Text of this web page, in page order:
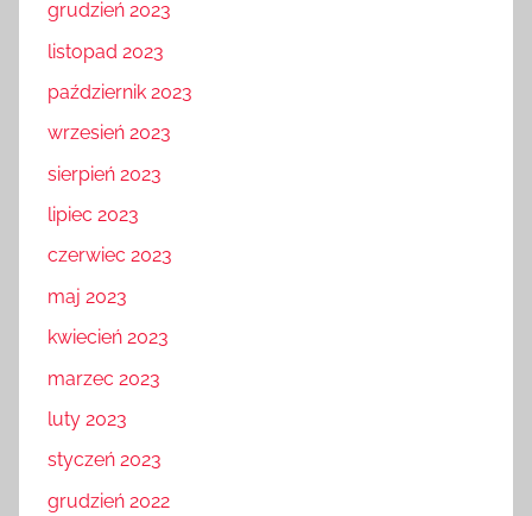
grudzień 2023
listopad 2023
październik 2023
wrzesień 2023
sierpień 2023
lipiec 2023
czerwiec 2023
maj 2023
kwiecień 2023
marzec 2023
luty 2023
styczeń 2023
grudzień 2022